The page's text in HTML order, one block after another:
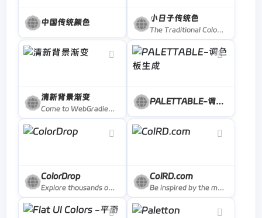
中国传统颜色 小日子传统色
The Traditional Colors of Nippon (Japan). This site is optimized to Webkit.
清新背景渐变
Come to WebGradients.com for 180 beautiful linear gradients in CSS3, Photoshop and Sketch. This collection is curated by top designers and totally free.
PALETTABLE-调色板生成
ColorDrop
Explore thousands of color palettes or create your own. Ideal for designers and artists seeking inspiration. Start your color journey now!
ColRD.com
Be inspired by the most popular colors, palettes, gradients, and patterns in our database.